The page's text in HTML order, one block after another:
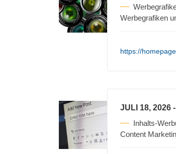
Werbegrafiken
https://
JULI 18, 2026
Inhalts-
Content